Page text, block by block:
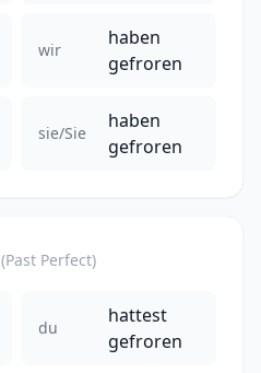
wir
haben
gefroren
sie/Sie
haben
gefroren
(Past Perfect)
du
hattest
gefroren